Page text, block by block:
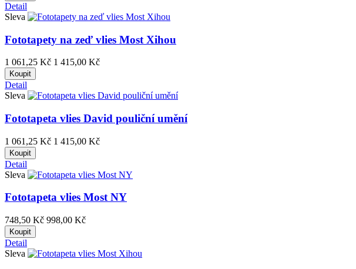
Detail
Sleva
Fototapety na zeď vlies Most Xihou
1 061,25 Kč 1 415,00 Kč
Koupit
Detail
Sleva
Fototapeta vlies David pouliční umění
1 061,25 Kč 1 415,00 Kč
Koupit
Detail
Sleva
Fototapeta vlies Most NY
748,50 Kč 998,00 Kč
Koupit
Detail
Sleva